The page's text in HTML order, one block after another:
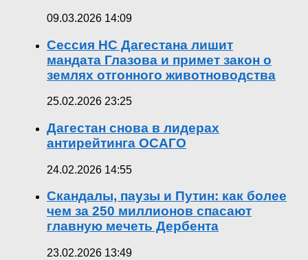
09.03.2026 14:09
Сессия НС Дагестана лишит
мандата Глазова и примет закон о
землях отгонного животноводства
25.02.2026 23:25
Дагестан снова в лидерах
антирейтинга ОСАГО
24.02.2026 14:55
Скандалы, паузы и Путин: как более
чем за 250 миллионов спасают
главную мечеть Дербента
23.02.2026 13:49